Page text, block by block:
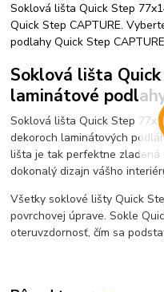
Soklová lišta Quick Step
Quick Step CAPTURE.
podlahy Quick Step
Soklová lišta
laminátové
Soklová lišta Quick Step
dekoroch laminátových
lišta je tak perfektne zladená
dokonalý dizajn vášho
Všetky soklové lišty Quick
povrchovej úprave. Sokle
oteruvzdornosť, čím sa